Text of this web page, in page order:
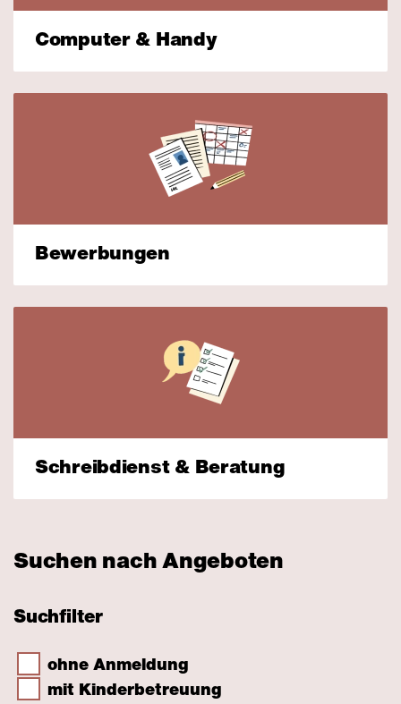
Computer & Handy
Bewerbungen
Schreibdienst & Beratung
Suchen nach Angeboten
Suchfilter
ohne Anmeldung
mit Kinderbetreuung